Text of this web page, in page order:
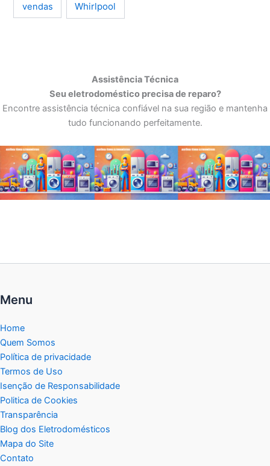
vendas Whirlpool
Assistência Técnica
Seu eletrodoméstico precisa de reparo?
Encontre assistência técnica confiável na sua região e mantenha
tudo funcionando perfeitamente.
Menu
Home
Quem Somos
Política de privacidade
Termos de Uso
Isenção de Responsabilidade
Politica de Cookies
Transparência
Blog dos Eletrodomésticos
Mapa do Site
Contato